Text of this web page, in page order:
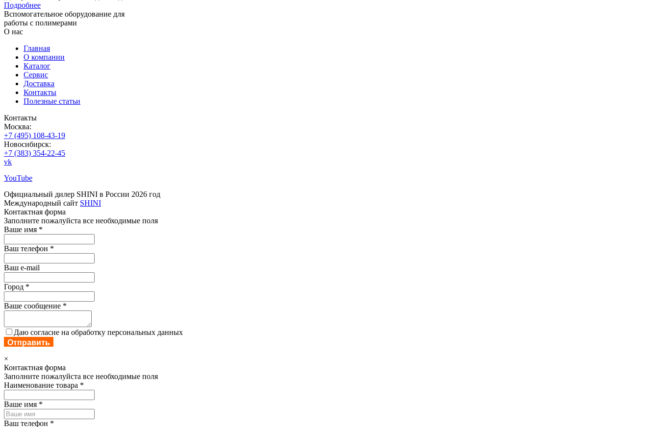
Подробнее
Вспомогательное оборудование для
работы с полимерами
О нас
Главная
О компании
Каталог
Сервис
Доставка
Контакты
Полезные статьи
Контакты
Москва:
+7 (495) 108-43-19
Новосибирск:
+7 (383) 354-22-45
vk
YouTube
Официальный дилер SHINI в России 2026 год
Международный сайт SHINI
Контактная форма
Заполните пожалуйста все необходимые поля
Ваше имя *
Ваш телефон *
Ваш e-mail
Город *
Ваше сообщение *
Даю согласие на обработку персональных данных
Отправить
×
Контактная форма
Заполните пожалуйста все необходимые поля
Наименование товара *
Ваше имя *
Ваш телефон *